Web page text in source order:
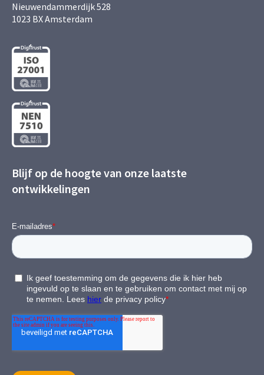
Nieuwendammerdijk 528
1023 BX Amsterdam
Blijf op de hoogte van onze laatste
ontwikkelingen